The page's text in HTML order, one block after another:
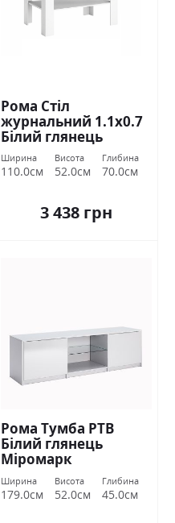
Рома Стіл
журнальний 1.1х0.7
Білий глянець
Міромарк
Ширина
110.0см
Висота
52.0см
Глибина
70.0см
3 438 грн
Рома Тумба РТВ
Білий глянець
Міромарк
Ширина
179.0см
Висота
52.0см
Глибина
45.0см